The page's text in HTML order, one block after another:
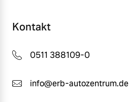
Kontakt
0511 388109-0
info@erb-autozentrum.de